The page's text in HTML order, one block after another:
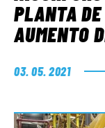
PLANTA DE
AUMENTO
03. 05. 2021